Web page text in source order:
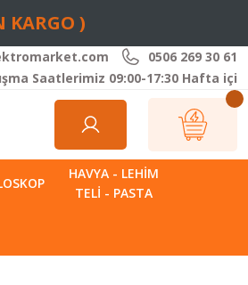
KARGO )
0506 269 30 61
Saatlerimiz 09:00-17:30 Hafta içi
HAVYA - LEHIM
TELI - PASTA